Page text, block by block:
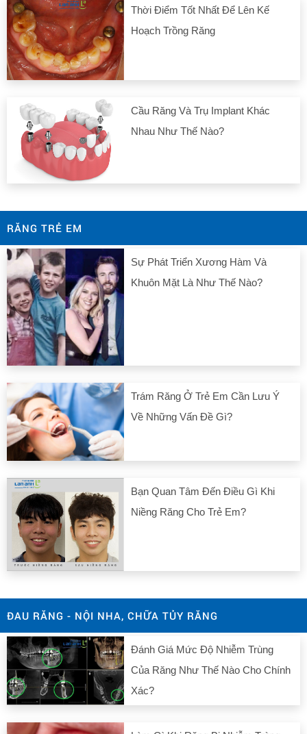
Thời Điểm Tốt Nhất Để Lên Kế
Hoạch Trồng Răng
Cầu Răng Và Trụ Implant Khác
Nhau Như Thế Nào?
RĂNG TRẺ EM
Sự Phát Triển Xương Hàm Và
Khuôn Mặt Là Như Thế Nào?
Trám Răng Ở Trẻ Em Cần Lưu Ý
Về Những Vấn Đề Gì?
Bạn Quan Tâm Đến Điều Gì Khi
Niềng Răng Cho Trẻ Em?
ĐAU RĂNG - NỘI NHA, CHỮA TỦY RĂNG
Đánh Giá Mức Độ Nhiễm Trùng
Của Răng Như Thế Nào Cho Chính
Xác?